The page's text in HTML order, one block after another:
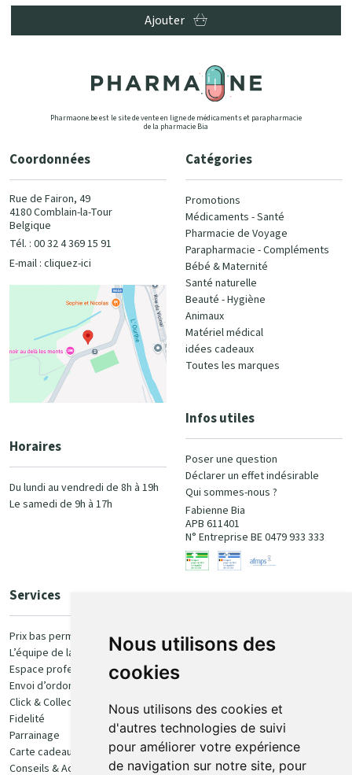
Nous utilisons des
cookies
Nous utilisons des cookies et
d'autres technologies de suivi
pour améliorer votre expérience
de navigation sur notre site, pour
Ajouter
Pharmaone.be est le site de vente en ligne de médicaments et parapharmacie
de la pharmacie Bia
Coordonnées
Rue de Fairon, 49
4180 Comblain-la-Tour
Belgique
Tél. : 00 32 4 369 15 91
E-mail : cliquez-ici
Horaires
Du lundi au vendredi de 8h à 19h
Le samedi de 9h à 17h
Catégories
Promotions
Médicaments - Santé
Pharmacie de Voyage
Parapharmacie - Compléments
Bébé & Maternité
Santé naturelle
Beauté - Hygiène
Animaux
Matériel médical
idées cadeaux
Toutes les marques
Infos utiles
Poser une question
Déclarer un effet indésirable
Qui sommes-nous ?
Fabienne Bia
APB 611401
N° Entreprise BE 0479 933 333
Services
Prix bas permanent
L’équipe de la pharmacie
Espace professionnel
Envoi d’ordonnance
Click & Collect
Fidelité
Parrainage
Carte cadeau
Conseils & Actualités
100% sécurisé
Retrait et livraison